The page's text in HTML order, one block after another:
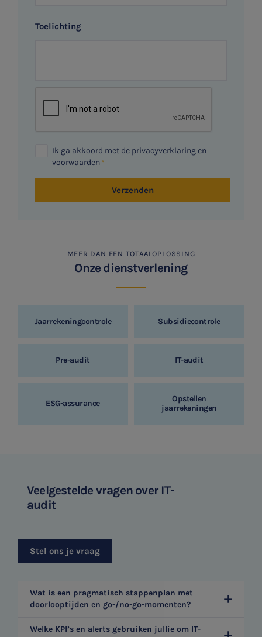
Toelichting
Ik ga akkoord met de privacyverklaringen
voorwaarden
Verzenden
MEER DAN EEN TOTAALOPLOSSING
Onze dienstverlening
Jaarrekeningcontrole Subsidiecontrole
Pre-audit IT-audit
ESG-assurance
Opstellen
jaarrekeningen
Veelgestelde vragen over IT-
audit
Stel ons je vraag
Wat is een pragmatisch stappenplan met
doorlooptijden en go-/no-go-momenten?
Welke KPI’s en alerts gebruiken jullie om IT-